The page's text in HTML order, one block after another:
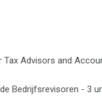
Advisors and
Bedrijfsrevisoren - 3